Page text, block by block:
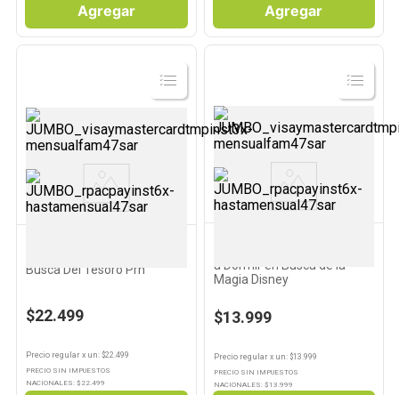
Agregar Agregar
Ver
Producto
Busca Del Tesoro Prh
$22.499
Precio regular x un: $22.499
PRECIO SIN IMPUESTOS
NACIONALES: $ 22.499
Ver
Producto
a Dormir en Busca de la
Magia Disney
$13.999
Precio regularx un: $13.999
PRECIO SIN IMPUESTOS
NACIONALES: $ 13.999